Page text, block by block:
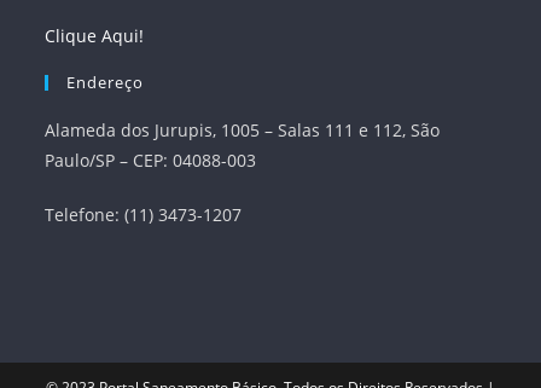
Clique Aqui!
Endereço
Alameda dos Jurupis, 1005 – Salas 111 e 112, São
Paulo/SP – CEP: 04088-003
Telefone: (11) 3473-1207